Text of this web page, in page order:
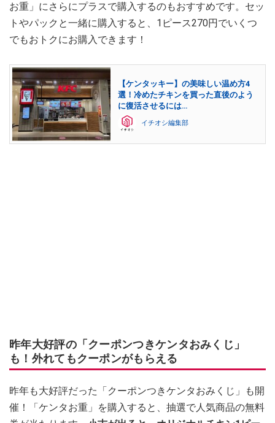
お重」にさらにプラスで購入するのもおすすめです。セッ
トやパックと一緒に購入すると、1ピース270円でいくつ
でもおトクにお購入できます！
【ケンタッキー】の美味しい温め方4
選！冷めたチキンを買った直後のよう
に復活させるには…
イチオシ編集部
昨年大好評の「クーポンつきケンタおみくじ」
も！外れてもクーポンがもらえる
昨年も大好評だった「クーポンつきケンタおみくじ」も開
催！
「ケンタお重」を購入すると、抽選で人気商品の無料